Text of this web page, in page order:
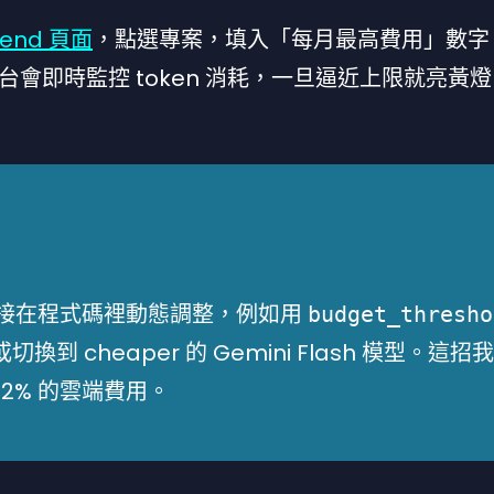
頁面 ，點選專案，填入「每月最高費用」數
會即時監控 token 消耗，一旦逼近上限就亮黃
在程式碼裡動態調整，例如用
切換到 cheaper 的 Gemini Flash 模型。這招
的雲端費用。